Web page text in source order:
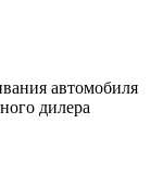
автомобиля
дилера